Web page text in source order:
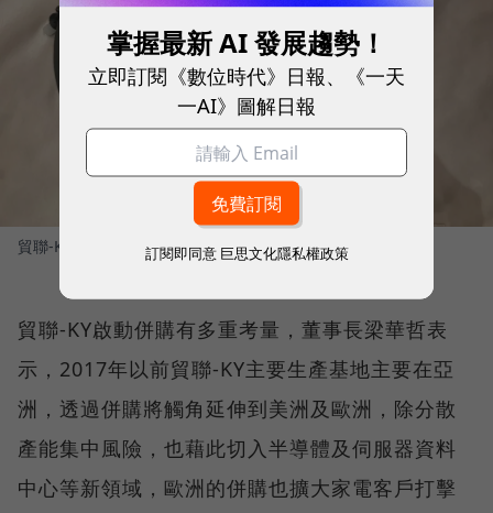
貿聯-KY是Dyson吸塵器電源線束供應商 圖／ 王郁倫攝影
貿聯-KY啟動併購有多重考量，董事長梁華哲表
示，2017年以前貿聯-KY主要生產基地主要在亞
洲，透過併購將觸角延伸到美洲及歐洲，除分散
產能集中風險，也藉此切入半導體及伺服器資料
中心等新領域，歐洲的併購也擴大家電客戶打擊
掌握最新 AI 發展趨勢！
立即訂閱《數位時代》日報、《一天
一AI》圖解日報
訂閱即同意 巨思文化隱私權政策